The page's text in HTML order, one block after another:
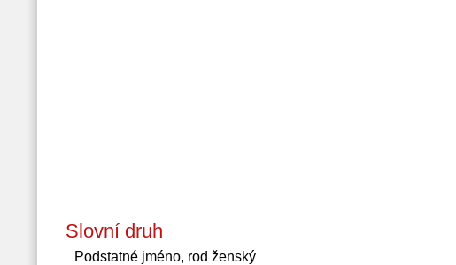
Slovní druh
Podstatné jméno, rod ženský